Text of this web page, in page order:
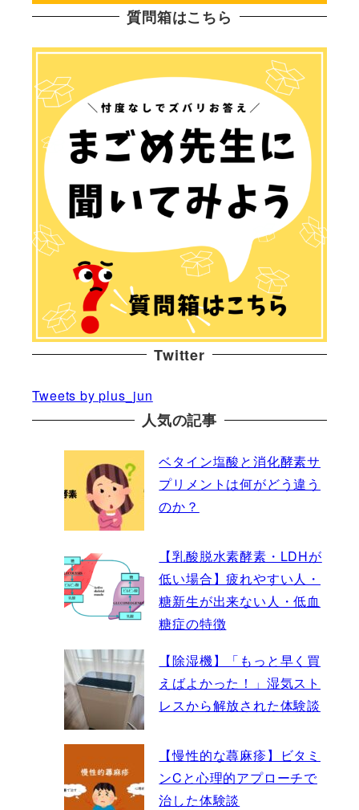
質問箱はこちら
Twitter
Tweets by plus_jun
人気の記事
ベタイン塩酸と消化酵素サ
プリメントは何がどう違う
のか？
【乳酸脱水素酵素・LDHが
低い場合】疲れやすい人・
糖新生が出来ない人・低血
糖症の特徴
【除湿機】「もっと早く買
えばよかった！」湿気スト
レスから解放された体験談
【慢性的な蕁麻疹】ビタミ
ンCと心理的アプローチで
治した体験談